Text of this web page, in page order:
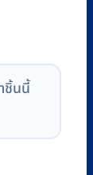
ชิ้นนี้